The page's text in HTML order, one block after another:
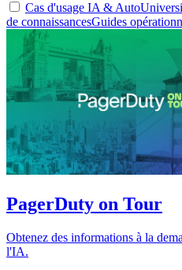
Cas d'usage IA & Auto
de connaissancesGuides
PagerDuty on Tour
Obtenez des informations à la
l'IA.